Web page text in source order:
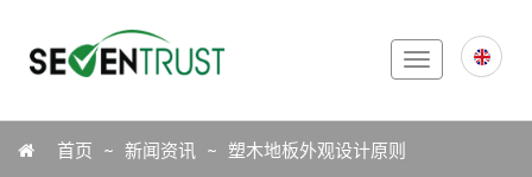
Toggle
navigation
Icon首页 新闻资讯 塑木地板外观设计原则